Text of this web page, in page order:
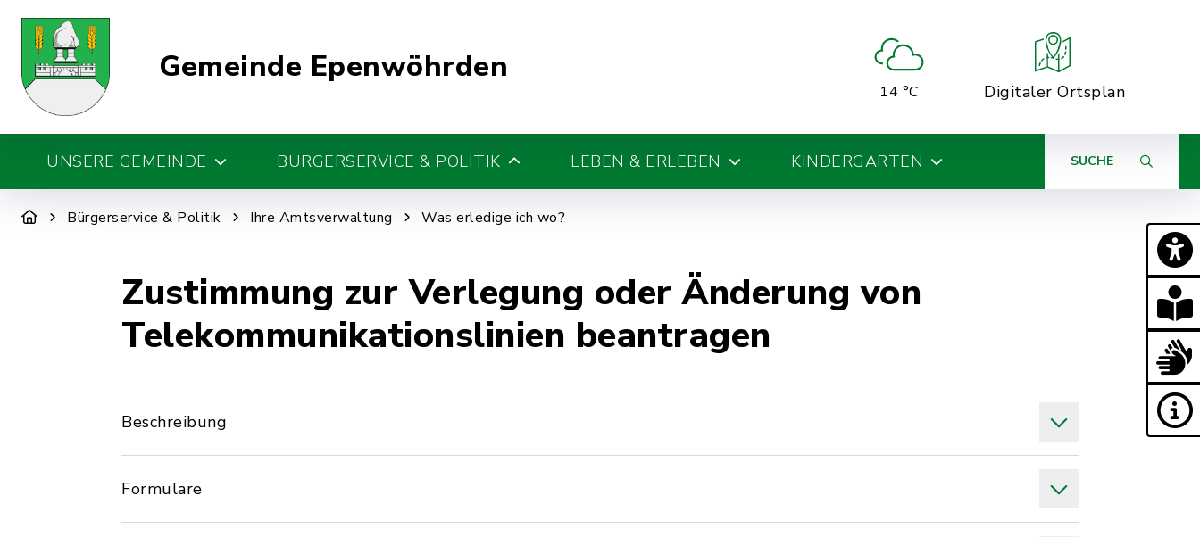
Gemeinde Epenwöhrden
14 °C Digitaler Ortsplan
UNSERE GEMEINDE BÜRGERSERVICE & POLITIK LEBEN & ERLEBEN KINDERGARTEN SUCHE
Bürgerservice & Politik Ihre Amtsverwaltung Was erledige ich wo?
Zustimmung zur Verlegung oder Änderung von
Telekommunikationslinien beantragen
Beschreibung
Formulare